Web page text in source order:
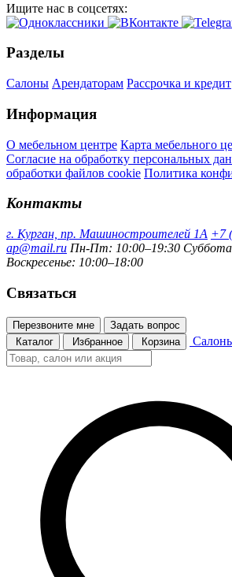
Ищите нас в соцсетях:
Разделы
Салоны Арендаторам Рассрочка и кредит
Информация
О мебельном центре Карта мебельного
Согласие на обработку персональных
обработки файлов cookie Политика
Контакты
г. Курган, пр. Машиностроителей 1А +7
ap@mail.ru Пн-Пт: 10:00–19:30
Воскресенье: 10:00–18:00
Связаться
Перезвоните мне
Задать вопрос
Каталог
Избранное Корзина